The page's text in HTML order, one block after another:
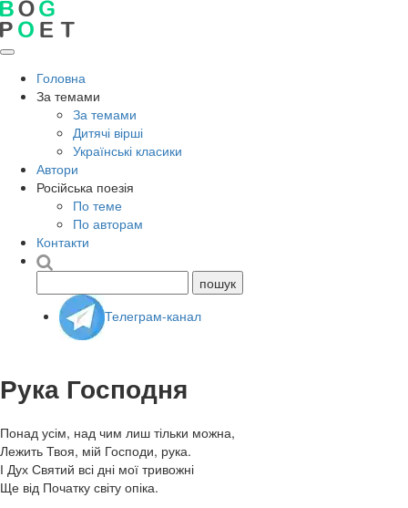
Головна
За темами
За темами
Дитячі вірші
Українські класики
Автори
Російська поезія
По теме
По авторам
Контакти
Телеграм-канал
Рука Господня
Понад усім, над чим лиш тільки можна,
Лежить Твоя, мій Господи, рука.
І Дух Святий всі дні мої тривожні
Ще від Початку світу опіка.